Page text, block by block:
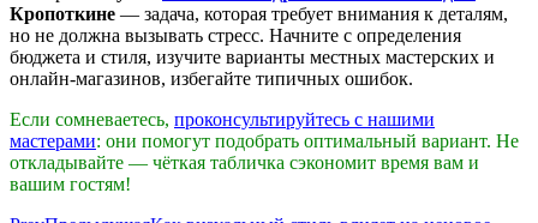
Кропоткине — задача, которая требует внимания к деталям,
но не должна вызывать стресс. Начните с определения
бюджета и стиля, изучите варианты местных мастерских и
онлайн‑магазинов, избегайте типичных ошибок.
Если сомневаетесь, проконсультируйтесь с нашими
мастерами: они помогут подобрать оптимальный вариант. Не
откладывайте — чёткая табличка сэкономит время вам и
вашим гостям!